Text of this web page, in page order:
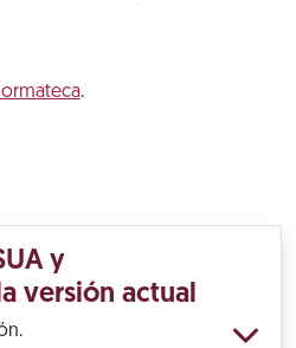
.
y
versión actual